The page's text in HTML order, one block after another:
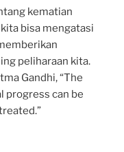
kematian
bisa mengatasi
peliharaan kita.
Gandhi, “The
progress can be